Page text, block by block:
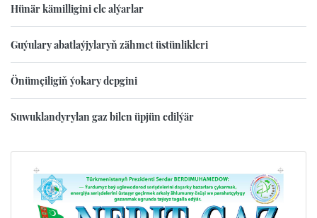
Hünär kämilligini ele alýarlar
Guýulary abatlaýjylaryň zähmet üstünlikleri
Önümçiligiň ýokary depgini
Suwuklandyrylan gaz bilen üpjün edilýär